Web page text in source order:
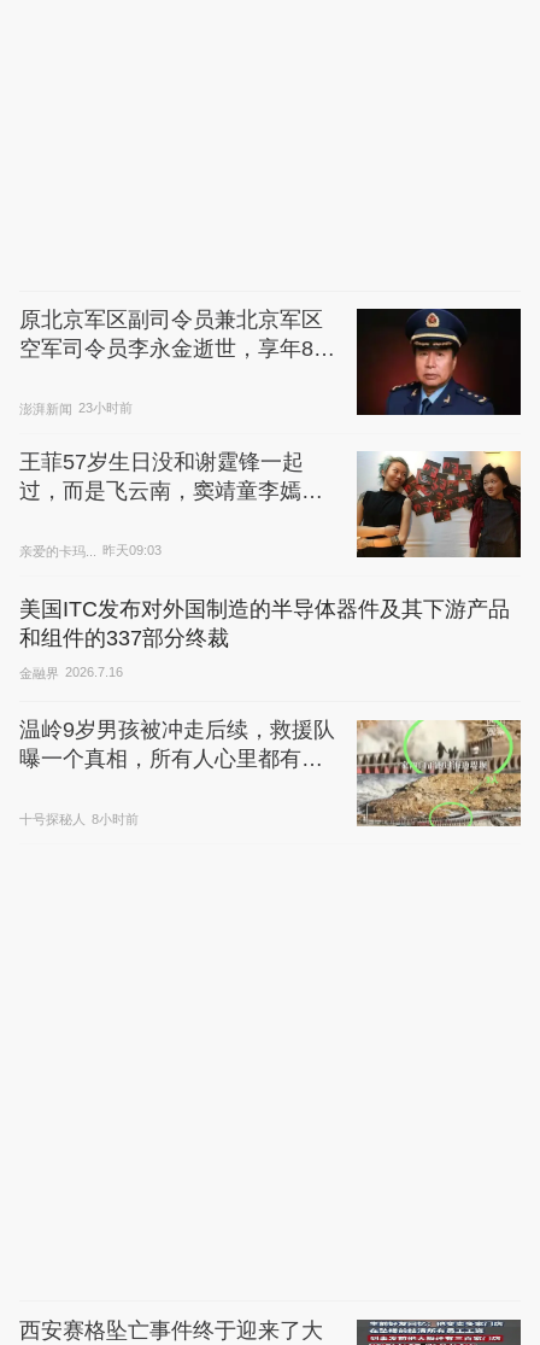
原北京军区副司令员兼北京军区
空军司令员李永金逝世，享年84
澎湃新闻 23小时前
王菲57岁生日没和谢霆锋一起
过，而是飞云南，窦靖童李嫣都
亲爱的卡玛... 昨天09:03
美国ITC发布对外国制造的半导体器件及其下游产品
和组件的337部分终裁
金融界 2026.7.16
温岭9岁男孩被冲走后续，救援队
曝一个真相，所有人心里都有底
十号探秘人 8小时前
西安赛格坠亡事件终于迎来了大